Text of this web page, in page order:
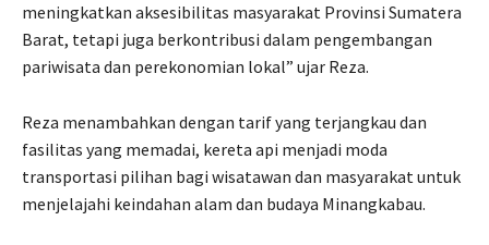
meningkatkan aksesibilitas masyarakat Provinsi Sumatera
Barat, tetapi juga berkontribusi dalam pengembangan
pariwisata dan perekonomian lokal” ujar Reza.
Reza menambahkan dengan tarif yang terjangkau dan
fasilitas yang memadai, kereta api menjadi moda
transportasi pilihan bagi wisatawan dan masyarakat untuk
menjelajahi keindahan alam dan budaya Minangkabau.